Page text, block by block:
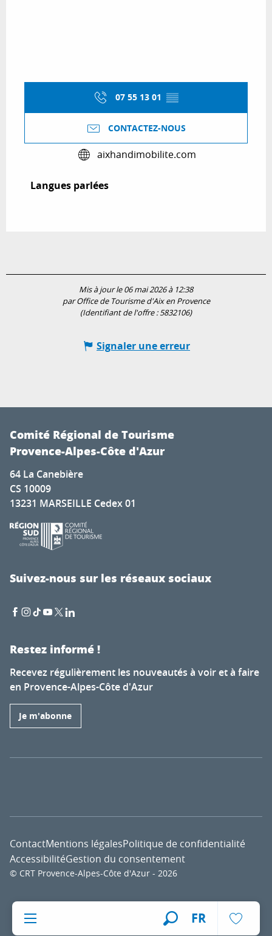
FR
07 55 13 01 ▒▒
CONTACTEZ-NOUS
aixhandimobilite.com
Langues parlées
Langues parlées
Mis à jour le 06 mai 2026 à 12:38
par Office de Tourisme d'Aix en Provence
(Identifiant de l'offre :5832106)
Signaler une erreur
Comité Régional de Tourisme
Provence-Alpes-Côte d'Azur
64 La Canebière
CS 10009
13231 MARSEILLE Cedex 01
Suivez-nous sur les réseaux sociaux
Restez informé !
Recevez régulièrement les nouveautés à voir et à faire
en Provence-Alpes-Côte d'Azur
Je m'abonne
© CRT Provence-Alpes-Côte d'Azur - 2026
ContactMentions légalesPolitique de confidentialité
AccessibilitéGestion du consentement